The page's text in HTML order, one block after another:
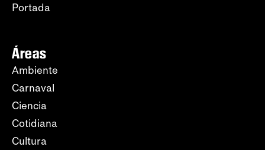
Portada
Áreas
Ambiente
Carnaval
Ciencia
Cotidiana
Cultura